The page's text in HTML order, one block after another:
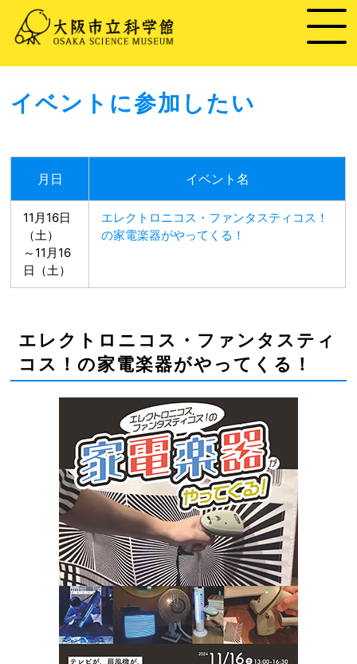
イベントに参加したい
月日 イベント名
11月16日
（土）
～11月16
日（土）
エレクトロニコス・ファンタスティコス！
の家電楽器がやってくる！
エレクトロニコス・ファンタスティ
コス！の家電楽器がやってくる！